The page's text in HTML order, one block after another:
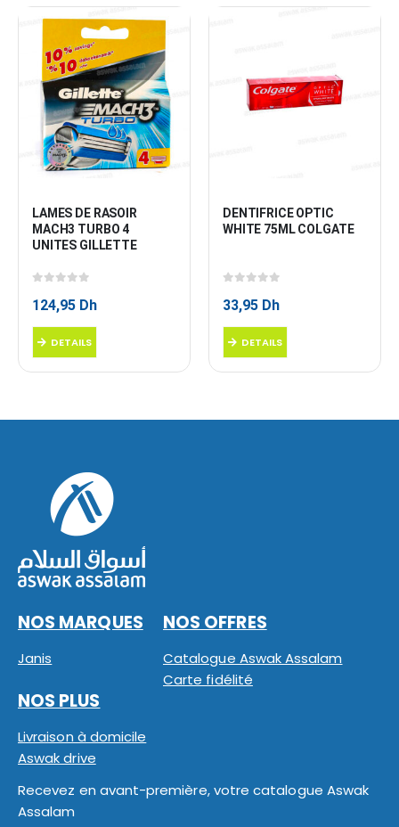
LAMES DE RASOIR
MACH3 TURBO 4
UNITES GILLETTE
124,95 Dh
DETAILS
DENTIFRICE OPTIC
WHITE 75ML COLGATE
33,95 Dh
DETAILS
NOS MARQUES
Janis
NOS OFFRES
Catalogue Aswak Assalam
Carte fidélité
NOS PLUS
Livraison à domicile
Aswak drive
Recevez en avant-première, votre catalogue Aswak
Assalam